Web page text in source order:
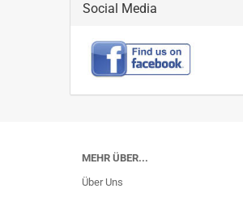
Social Media
MEHR ÜBER...
Über Uns